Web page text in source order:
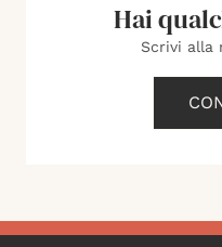
Hai
Scrivi alla